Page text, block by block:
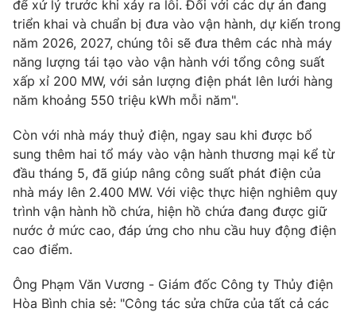
để xử lý trước khi xảy ra lỗi. Đối với các dự án đang
triển khai và chuẩn bị đưa vào vận hành, dự kiến trong
năm 2026, 2027, chúng tôi sẽ đưa thêm các nhà máy
năng lượng tái tạo vào vận hành với tổng công suất
xấp xỉ 200 MW, với sản lượng điện phát lên lưới hàng
năm khoảng 550 triệu kWh mỗi năm".
Còn với nhà máy thuỷ điện, ngay sau khi được bổ
sung thêm hai tổ máy vào vận hành thương mại kể từ
đầu tháng 5, đã giúp nâng công suất phát điện của
nhà máy lên 2.400 MW. Với việc thực hiện nghiêm quy
trình vận hành hồ chứa, hiện hồ chứa đang được giữ
nước ở mức cao, đáp ứng cho nhu cầu huy động điện
cao điểm.
Ông Phạm Văn Vương - Giám đốc Công ty Thủy điện
Hòa Bình chia sẻ: "Công tác sửa chữa của tất cả các